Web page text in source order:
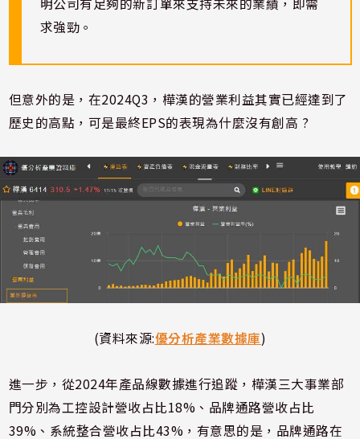
明公司有足夠的新訂單來支持未來的業績，即需
求強勁。
但意外的是，在2024Q3，樺漢的營業利益其實已經達到了
歷史的高點，可是最終EPS的表現為什麼沒有創高 ?
(資料來源:優分析產業數據庫)
進一步，從2024年產品線數據進行追蹤，樺漢三大事業部
門分別為工控設計營收占比18%、品牌通路營收占比
39%、系統整合營收占比43%，有意思的是，品牌通路在